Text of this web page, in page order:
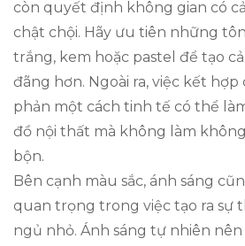
còn quyết định không gian có
chật chội. Hãy ưu tiên những
trắng, kem hoặc pastel để tạo
đãng hơn. Ngoài ra, việc kết hợp
phản một cách tinh tế có thể
đồ nội thất mà không làm
bộn.
Bên cạnh màu sắc, ánh sáng
quan trọng trong việc tạo ra sự
ngủ nhỏ. Ánh sáng tự nhiên